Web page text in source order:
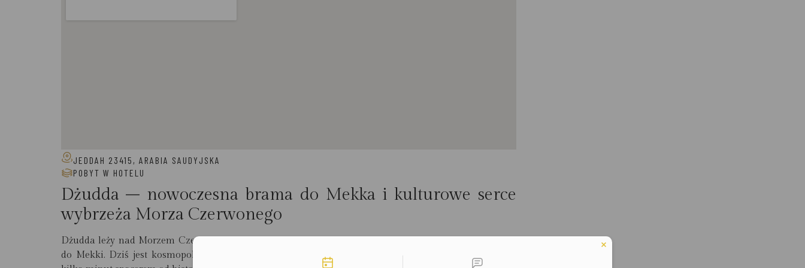
JEDDAH 23415, ARABIA SAUDYJSKA
POBYT W HOTELU
Dżudda – nowoczesna brama do Mekkai kulturowe serce
wybrzeża Morza Czerwonego
Dżudda leży nad Morzem Czerwonym i od wieków pełniła rolę bramy dla pielgrzymów zmierzających
do Mekki. Dziś jest kosmopolitycznym miastem, w którym ultranowoczesne wieżowce stoją zaledwie
Możliwości kontaktu